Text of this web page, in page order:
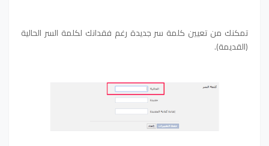
تمكنك من تعيين كلمة سر جديدة رغم فقدانك لكلمة السر الحالية
(القديمة).